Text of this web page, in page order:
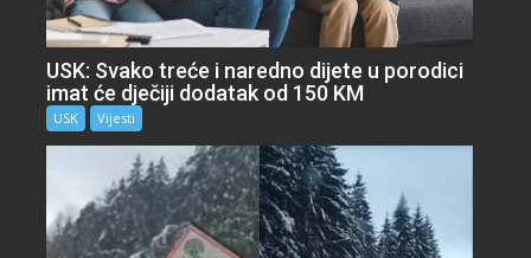
USK: Svako treće i naredno dijete u porodici
imat će dječiji dodatak od 150 KM
USK Vijesti